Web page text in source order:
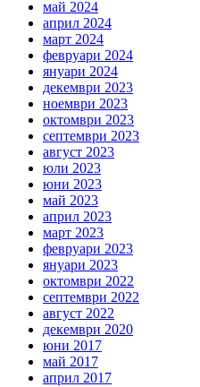
май 2024
април 2024
март 2024
февруари 2024
януари 2024
декември 2023
ноември 2023
октомври 2023
септември 2023
август 2023
юли 2023
юни 2023
май 2023
април 2023
март 2023
февруари 2023
януари 2023
октомври 2022
септември 2022
август 2022
декември 2020
юни 2017
май 2017
април 2017